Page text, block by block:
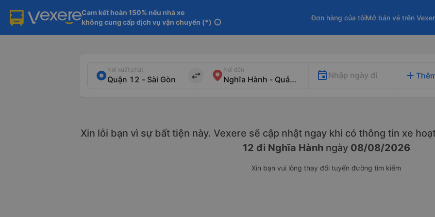
Cam kết hoàn 150% nếu nhà xe
không cung cấp dịch vụ vận chuyển (*) info
Đơn hàng của tôiMở bán vé trên
Nơi xuất phát
import_export
Nơi đến
Nhập ngày đi add
Xin lỗi bạn vì sự bất tiện này. Vexere sẽ cập nhật ngay khi có thông tin xe
12 đi Nghĩa Hànhngày 08/08/2026
Xin bạn vui lòng thay đổi tuyến đường tìm kiếm